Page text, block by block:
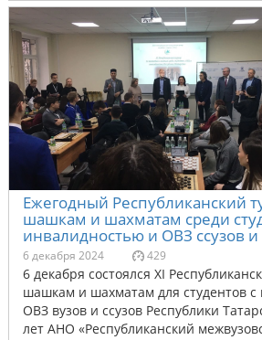
Ежегодный Республиканский
шашкам и шахматам среди
инвалидностью и ОВЗ ссузов и
6 декабря 2024 429
6 декабря состоялся XI
шашкам и шахматам для студентов
ОВЗ вузов и ссузов Республики
лет АНО «Республиканский